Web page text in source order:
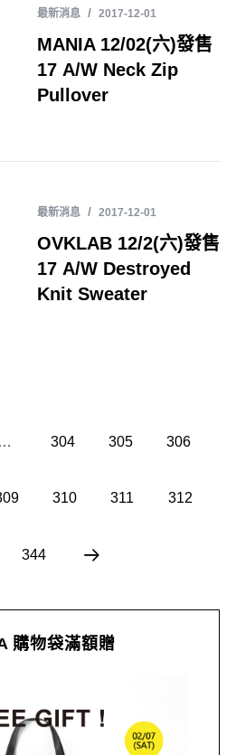
最新消息 2017-12-01
MANIA 12/02(六)發售
17 A/W Neck Zip
Pullover
最新消息 2017-12-01
OVKLAB 12/2(六)發售
17 A/W Destroyed
Knit Sweater
… 304 305 306
310 311 312
344
購物袋滿額贈